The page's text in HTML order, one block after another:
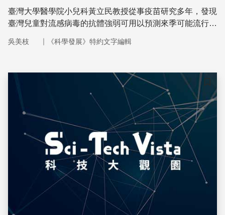
臺灣大學醫學院小兒科黃立民教授從事疫苗研究多年，發現
臺灣兒童對流感病毒的抗體強弱可用以預測來季可能流行的
出創新方法。上述兩項研究成果使他獲得「行政院2010年
吳美枝 ｜ 《科學發展》特約文字編輯
儲存